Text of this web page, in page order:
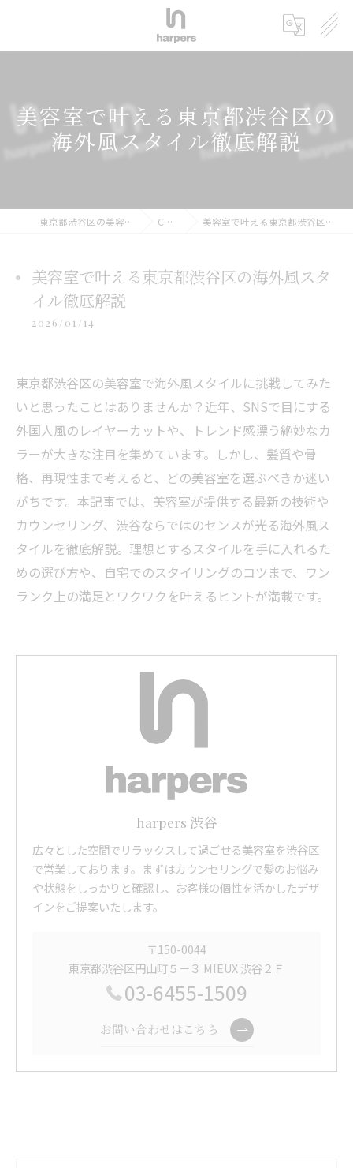
美容室で叶える東京都渋谷区の
海外風スタイル徹底解説
東京都渋谷区の美容室ならharpers 渋谷 COLUMN 美容室で叶える東京都渋谷区の海外風スタイル徹底解説
美容室で叶える東京都渋谷区の海外風スタ
イル徹底解説
2026/01/14
東京都渋谷区の美容室で海外風スタイルに挑戦してみた
いと思ったことはありませんか？近年、SNSで目にする
外国人風のレイヤーカットや、トレンド感漂う絶妙なカ
ラーが大きな注目を集めています。しかし、髪質や骨
格、再現性まで考えると、どの美容室を選ぶべきか迷い
がちです。本記事では、美容室が提供する最新の技術や
カウンセリング、渋谷ならではのセンスが光る海外風ス
タイルを徹底解説。理想とするスタイルを手に入れるた
めの選び方や、自宅でのスタイリングのコツまで、ワン
ランク上の満足とワクワクを叶えるヒントが満載です。
harpers 渋谷
広々とした空間でリラックスして過ごせる美容室を渋谷区
で営業しております。まずはカウンセリングで髪のお悩み
や状態をしっかりと確認し、お客様の個性を活かしたデザ
インをご提案いたします。
〒150-0044
東京都渋谷区円山町５－３ MIEUX 渋谷２Ｆ
03-6455-1509
お問い合わせはこちら